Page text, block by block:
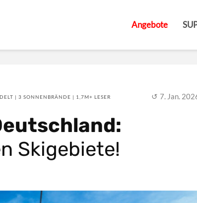
Angebote
| 3 SONNENBRÄNDE | 1,7M+ LESER 7. Jan.
Skigebiete!